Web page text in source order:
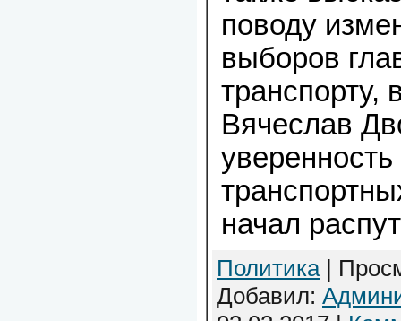
поводу
выборов
транспорту,
Вячеслав
начал
Политика|
Добавил: